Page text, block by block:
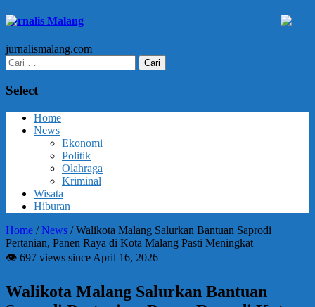
Jurnalis Malang
jurnalismalang.com
Cari
untuk:
Select
Home
News
Ekonomi
Politik
Olahraga
Kriminal
Wisata
Hiburan
Home /News /Walikota Malang Salurkan Bantuan Saprodi
Pertanian, Panen Raya di Kota Malang Pasti Meningkat
👁 697 views since April 16, 2026
Walikota Malang Salurkan Bantuan